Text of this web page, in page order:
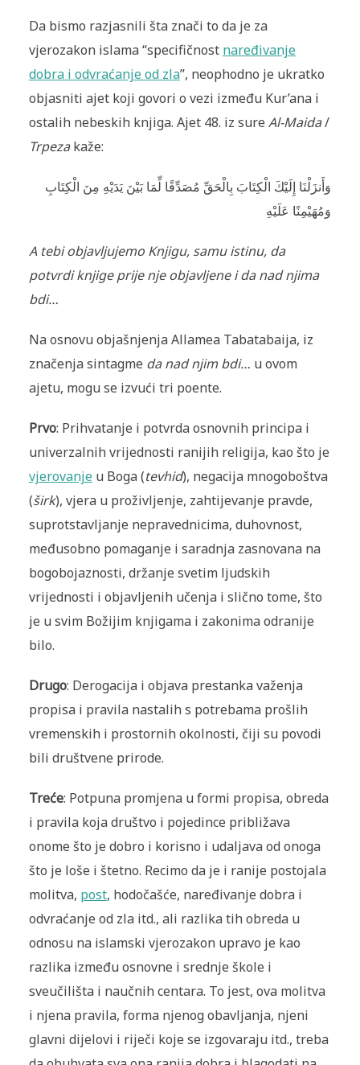
Da bismo razjasnili šta znači to da je za
vjerozakon islama “specifičnost naređivanje
dobra i odvraćanje od zla”, neophodno je ukratko
objasniti ajet koji govori o vezi između Kur’ana i
ostalih nebeskih knjiga. Ajet 48. iz sure Al-Maida/
Trpezakaže:
وَمُهَيْمِنًا عَلَيْهِ
A tebi objavljujemo Knjigu, samu istinu, da
potvrdi knjige prije nje objavljene i da nad njima
bdi…
Na osnovu objašnjenja Allamea Tabatabaija, iz
značenja sintagme da nad njim bdi… u ovom
ajetu, mogu se izvući tri poente.
Prvo: Prihvatanje i potvrda osnovnih principa i
univerzalnih vrijednosti ranijih religija, kao što je
vjerovanjeu Boga (tevhid), negacija mnogoboštva
(širk), vjera u proživljenje, zahtijevanje pravde,
suprotstavljanje nepravednicima, duhovnost,
međusobno pomaganje i saradnja zasnovana na
bogobojaznosti, držanje svetim ljudskih
vrijednosti i objavljenih učenja i slično tome, što
je u svim Božijim knjigama i zakonima odranije
bilo.
Drugo: Derogacija i objava prestanka važenja
propisa i pravila nastalih s potrebama prošlih
vremenskih i prostornih okolnosti, čiji su povodi
bili društvene prirode.
Treće: Potpuna promjena u formi propisa, obreda
i pravila koja društvo i pojedince približava
onome što je dobro i korisno i udaljava od onoga
što je loše i štetno. Recimo da je i ranije postojala
molitva, post, hodočašće, naređivanje dobra i
odvraćanje od zla itd., ali razlika tih obreda u
odnosu na islamski vjerozakon upravo je kao
razlika između osnovne i srednje škole i
sveučilišta i naučnih centara. To jest, ova molitva
i njena pravila, forma njenog obavljanja, njeni
glavni dijelovi i riječi koje se izgovaraju itd., treba